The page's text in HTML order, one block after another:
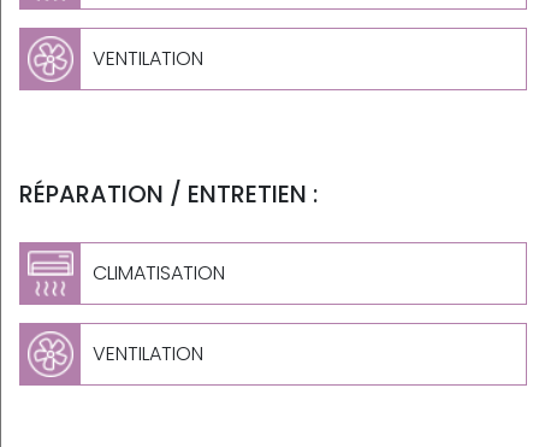
VENTILATION
RÉPARATION / ENTRETIEN :
CLIMATISATION
VENTILATION